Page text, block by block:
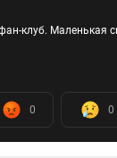
клуб.
0 0